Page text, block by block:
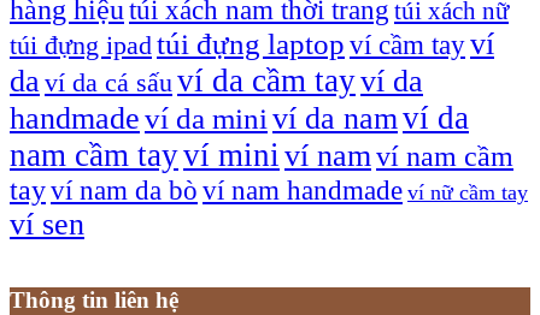
hàng hiệu túi xách nam thời trang túi xách nữ
túi đựng ipadtúi đựng laptop ví cầm tayví
daví da cá sấu ví da cầm tayví da
handmadeví da mini ví da namví da
nam cầm tayví mini ví namví nam cầm
tayví nam da bò ví nam handmade ví nữ cầm tay
ví sen
Thông tin liên hệ